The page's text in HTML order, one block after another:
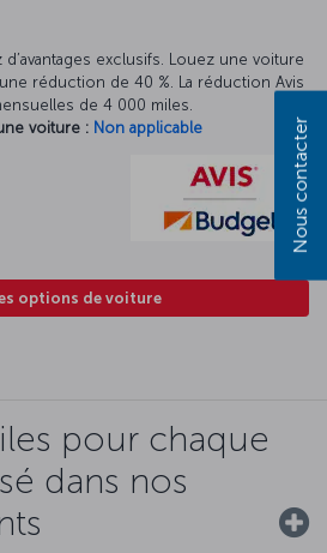
exclusifs. Louez une voiture
réduction de 40 %. La réduction Avis
de 4 000 miles.
voiture : Non applicable
options de voiture
pour chaque
dans nos
Nous contacter